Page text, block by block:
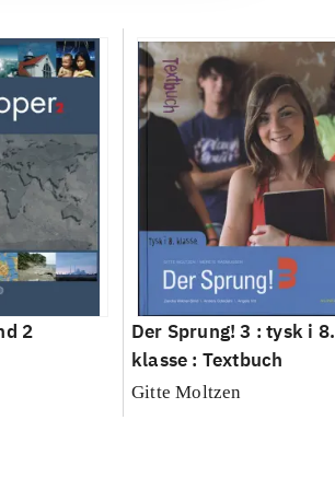
2
Der Sprung! 3 : tysk i 8.
klasse : Textbuch
Gitte Moltzen